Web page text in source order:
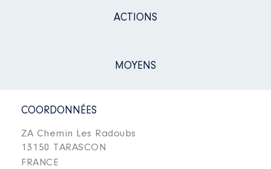
ACTIONS
MOYENS
COORDONNÉES
ZA Chemin Les Radoubs
13150 TARASCON
FRANCE